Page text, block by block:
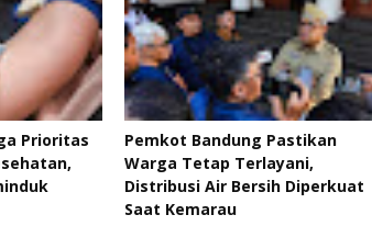
Prioritas
Pemkot Bandung Pastikan
Warga Tetap Terlayani,
Distribusi Air Bersih Diperkuat
Saat Kemarau